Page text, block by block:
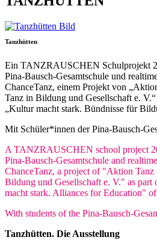
Tanzhütten
Ein TANZRAUSCHEN Schulprojekt
Pina-Bausch-Gesamtschule und
ChanceTanz, einem Projekt von
Tanz in Bildung und Gesellschaft e.
„Kultur macht stark. Bündnisse für
Mit Schüler*innen der Pina-Bausch-
A TANZRAUSCHEN school project
Pina-Bausch-Gesamtschule and
ChanceTanz, a project of "Aktion Tanz
Bildung und Gesellschaft e. V." as
macht stark. Alliances for Education"
With students of the Pina-Bausch-
Tanzhütten. Die Ausstellung